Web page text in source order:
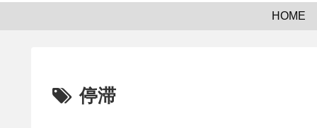
HOME
停滞